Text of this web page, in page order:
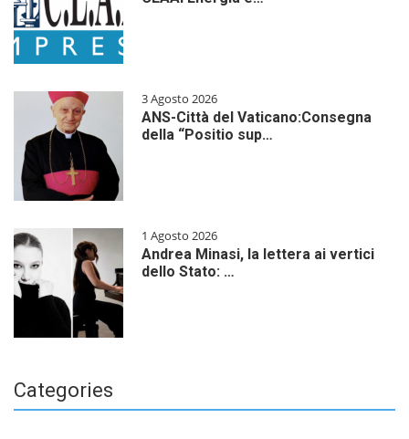
3 Agosto 2026
ANS-Città del Vaticano:Consegna
della “Positio sup…
1 Agosto 2026
Andrea Minasi, la lettera ai vertici
dello Stato: …
Categories